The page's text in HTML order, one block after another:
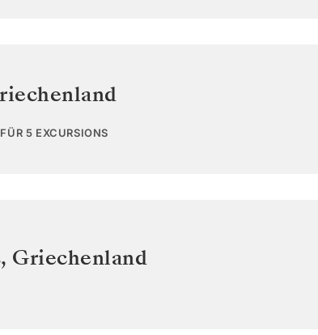
5 EXCURSIONS
, Griechenland